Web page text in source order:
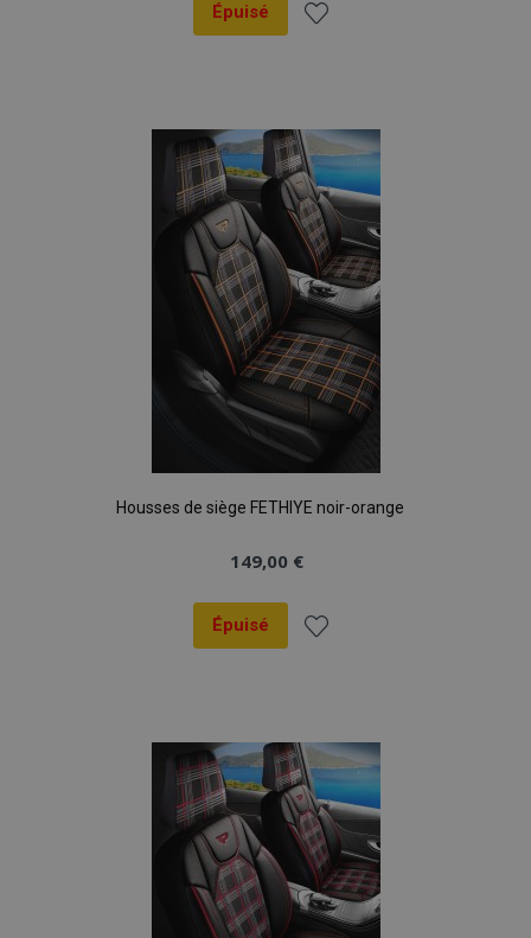
Épuisé
liste
d'achats
Housses de siège FETHIYE noir-orange
149,00 €
Épuisé
liste
d'achats